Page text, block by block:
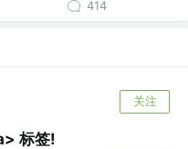
414
关注
标签!